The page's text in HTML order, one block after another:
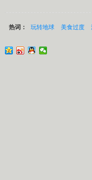
热词： 玩转地球 美食过度